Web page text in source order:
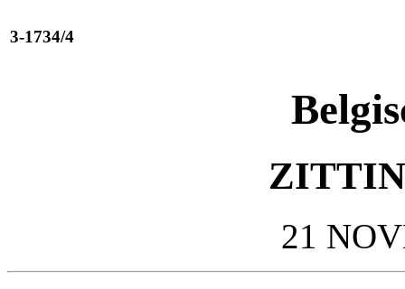
3-1734/4
21